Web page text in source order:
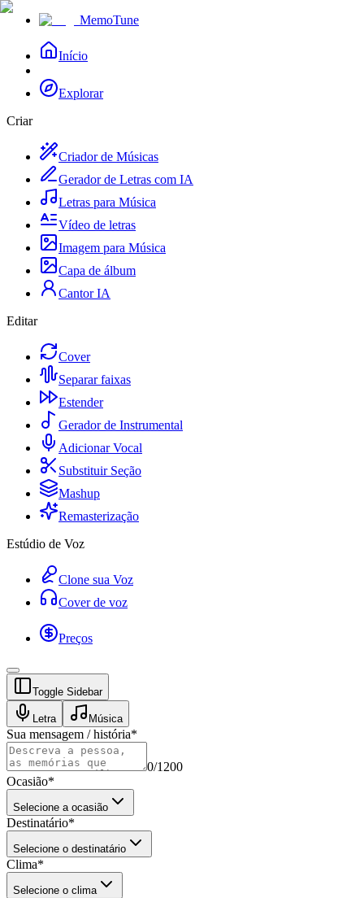
MemoTune
Início
Explorar
Criar
Criador de Músicas
Gerador de Letras com IA
Letras para Música
Vídeo de letras
Imagem para Música
Capa de álbum
Cantor IA
Editar
Cover
Separar faixas
Estender
Gerador de Instrumental
Adicionar Vocal
Substituir Seção
Mashup
Remasterização
Estúdio de Voz
Clone sua Voz
Cover de voz
Preços
Toggle Sidebar
Letra Música
Sua mensagem / história*
0/1200
Ocasião*
Selecione a ocasião
Destinatário*
Selecione o destinatário
Clima*
Selecione o clima